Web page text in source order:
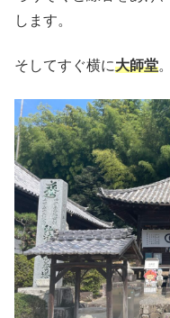
します。
そしてすぐ横に大師堂。